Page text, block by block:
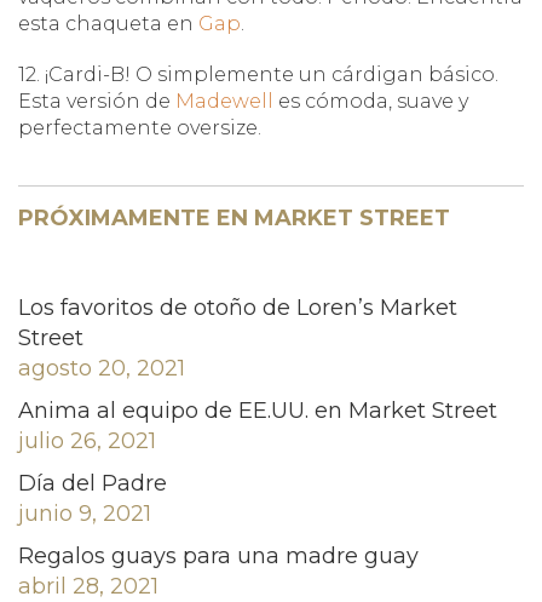
esta chaqueta en Gap
12. ¡Cardi-B! O simplemente un cárdigan básico.
Esta versión de Madewell
es cómoda, suave y
perfectamente oversize.
PRÓXIMAMENTE EN MARKET STREET
Los favoritos de otoño de Loren’s Market
Street
agosto 20, 2021
Anima al equipo de EE.UU. en Market Street
julio 26, 2021
Día del Padre
junio 9, 2021
Regalos guays para una madre guay
abril 28, 2021